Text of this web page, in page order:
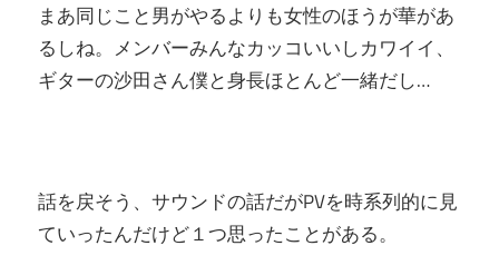
まあ同じこと男がやるよりも女性のほうが華があ
るしね。メンバーみんなカッコいいしカワイイ、
ギターの沙田さん僕と身長ほとんど一緒だし…
話を戻そう、サウンドの話だがPVを時系列的に見
ていったんだけど１つ思ったことがある。